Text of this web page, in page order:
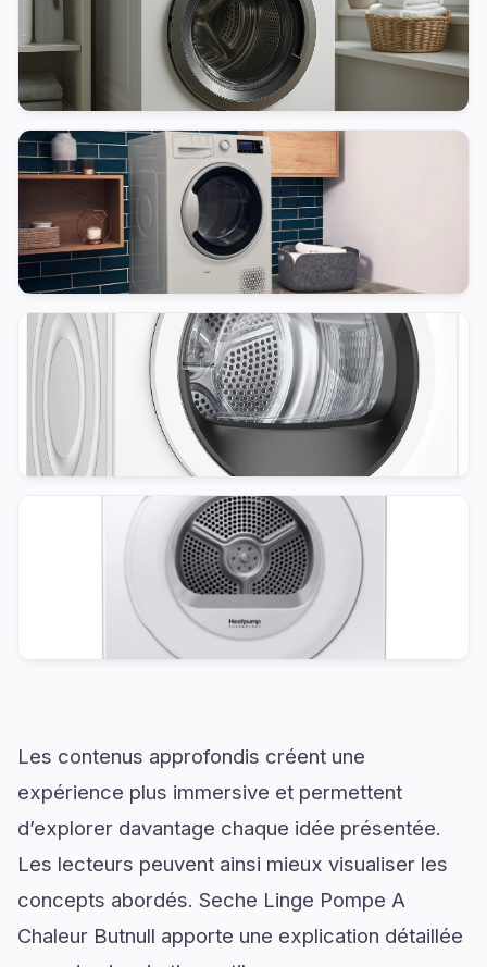
Les contenus approfondis créent une
expérience plus immersive et permettent
d’explorer davantage chaque idée présentée.
Les lecteurs peuvent ainsi mieux visualiser les
concepts abordés. Seche Linge Pompe A
Chaleur Butnull apporte une explication détaillée